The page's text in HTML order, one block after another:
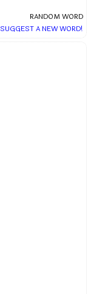
RANDOM WORD
SUGGEST A NEW WORD!